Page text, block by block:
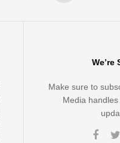
We’re
Make sure to
Media